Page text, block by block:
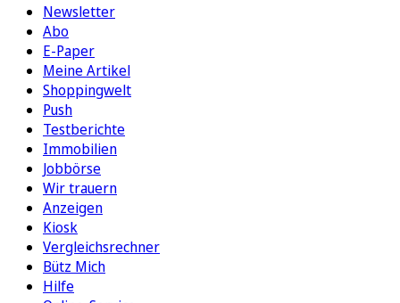
Newsletter
Abo
E-Paper
Meine Artikel
Shoppingwelt
Push
Testberichte
Immobilien
Jobbörse
Wir trauern
Anzeigen
Kiosk
Vergleichsrechner
Bütz Mich
Hilfe